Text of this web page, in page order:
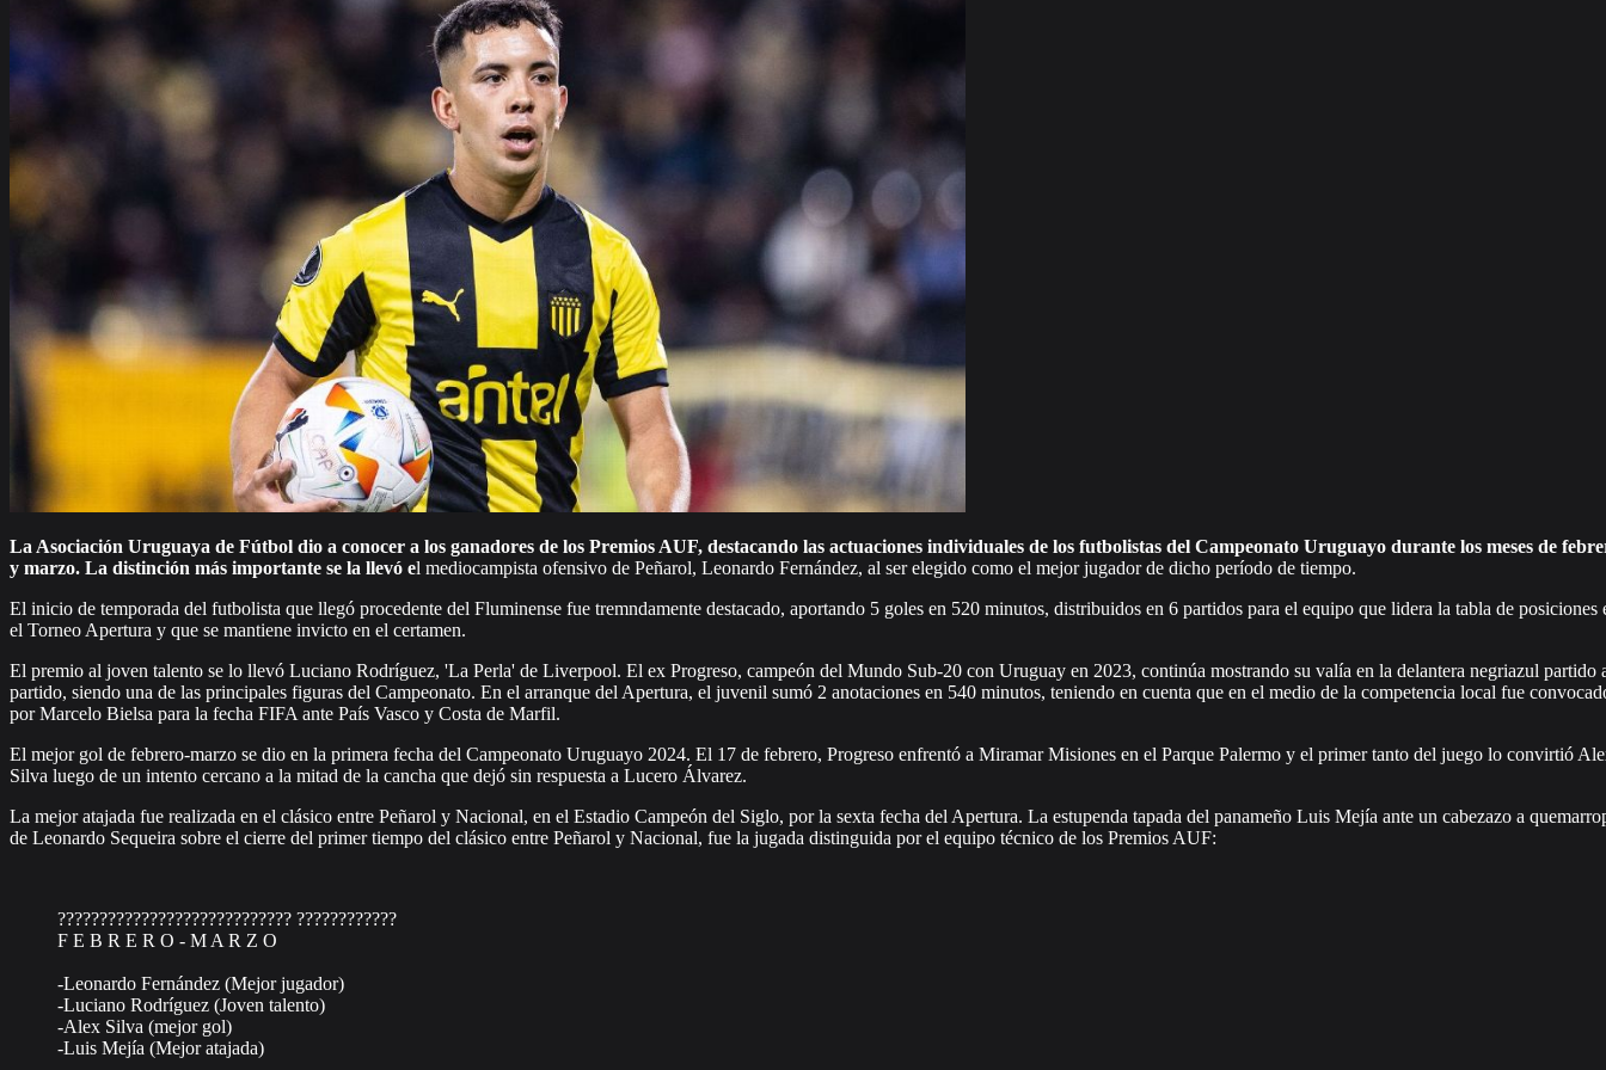
La Asociación Uruguaya de Fútbol dio a conocer a los ganadores de los Premios AUF, destacando las actuaciones individuales de los futbolistas del Campeonato Uruguayo durante los meses de
y marzo. La distinción más importante se la llevó el mediocampista ofensivo de Peñarol, Leonardo Fernández, al ser elegido como el mejor jugador de dicho período de tiempo.
El inicio de temporada del futbolista que llegó procedente del Fluminense fue tremndamente destacado, aportando 5 goles en 520 minutos, distribuidos en 6 partidos para el equipo que lidera la tabla de posiciones
el Torneo Apertura y que se mantiene invicto en el certamen.
El premio al joven talento se lo llevó Luciano Rodríguez, 'La Perla' de Liverpool. El ex Progreso, campeón del Mundo Sub-20 con Uruguay en 2023, continúa mostrando su valía en la delantera negriazul partido
partido, siendo una de las principales figuras del Campeonato. En el arranque del Apertura, el juvenil sumó 2 anotaciones en 540 minutos, teniendo en cuenta que en el medio de la competencia local fue
por Marcelo Bielsa para la fecha FIFA ante País Vasco y Costa de Marfil.
El mejor gol de febrero-marzo se dio en la primera fecha del Campeonato Uruguayo 2024. El 17 de febrero, Progreso enfrentó a Miramar Misiones en el Parque Palermo y el primer tanto del juego lo convirtió
Silva luego de un intento cercano a la mitad de la cancha que dejó sin respuesta a Lucero Álvarez.
La mejor atajada fue realizada en el clásico entre Peñarol y Nacional, en el Estadio Campeón del Siglo, por la sexta fecha del Apertura. La estupenda tapada del panameño Luis Mejía ante un cabezazo a
de Leonardo Sequeira sobre el cierre del primer tiempo del clásico entre Peñarol y Nacional, fue la jugada distinguida por el equipo técnico de los Premios AUF:
???????????????????????????? ????????????
F E B R E R O - M A R Z O
-Leonardo Fernández (Mejor jugador)
-Luciano Rodríguez (Joven talento)
-Alex Silva (mejor gol)
-Luis Mejía (Mejor atajada)